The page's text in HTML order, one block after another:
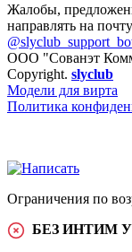
Жалобы,
направлять на почту
ООО "Сованэт
Copyright. slyclub
Модели для вирта
Политика
Ограничения по
БЕЗ ИНТИМ